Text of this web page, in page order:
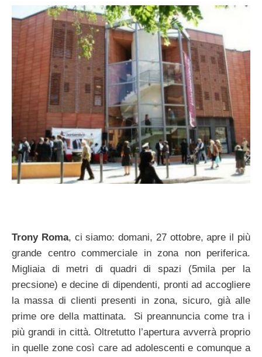
Trony Roma, ci siamo: domani, 27 ottobre, apre il più
grande centro commerciale in zona non periferica.
Migliaia di metri di quadri di spazi (5mila per la
precsione) e decine di dipendenti, pronti ad accogliere
la massa di clienti presenti in zona, sicuro, già alle
prime ore della mattinata. Si preannuncia come tra i
più grandi in città. Oltretutto l’apertura avverrà proprio
in quelle zone così care ad adolescenti e comunque a